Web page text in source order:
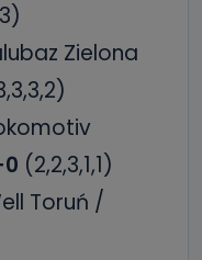
Zielona
(2,2,3,1,1)
Toruń /